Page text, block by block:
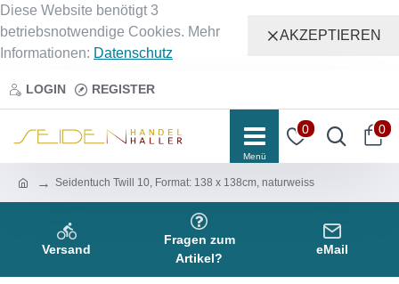
Diese Website benötigt 3
betriebsnotwendige Cookies. Mehr
Informationen: Datenschutz
AKZEPTIEREN
LOGIN REGISTER
0 0
Seidentuch Twill 10, Format: 138 x 138cm, naturweiss
Versand
Fragen zum
Artikel?
eMail